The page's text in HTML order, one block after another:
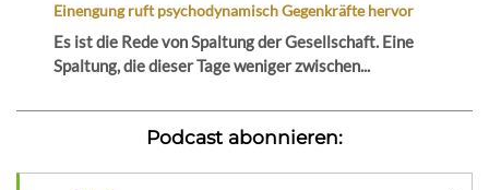
Einengung ruft psychodynamisch Gegenkräfte hervor
Es ist die Rede von Spaltung der Gesellschaft. Eine
Spaltung, die dieser Tage weniger zwischen...
Podcast abonnieren: